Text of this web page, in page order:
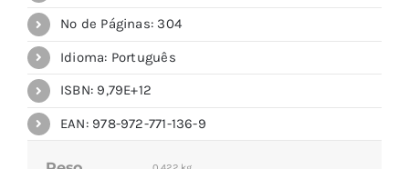
Nº de Páginas: 304
Idioma: Português
ISBN: 9,79E+12
EAN: 978-972-771-136-9